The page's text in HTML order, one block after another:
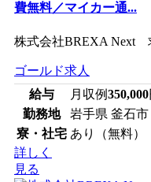
費無料／マイカー通...
株式会社BREXA Next
ゴールド求人
給与
月収例350,000
勤務地
岩手県 釜石市
寮・社宅 あり（無料）
詳しく
見る